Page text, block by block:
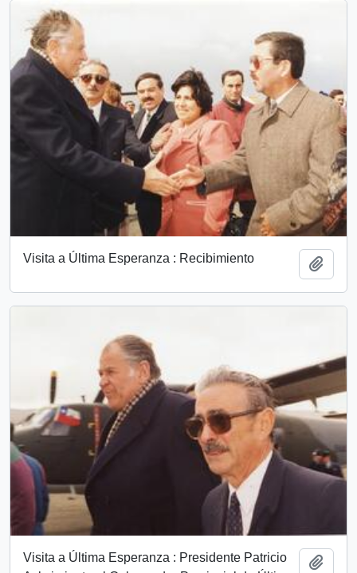
Visita a Última Esperanza : Recibimiento
Visita a Última Esperanza : Presidente Patricio